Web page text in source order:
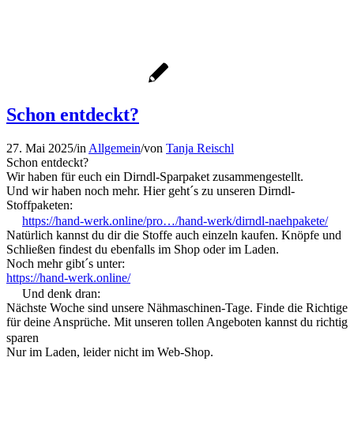
Schon entdeckt?
27. Mai 2025/in Allgemein/von Tanja Reischl
Schon entdeckt?
Wir haben für euch ein Dirndl-Sparpaket zusammengestellt.
Und wir haben noch mehr. Hier geht´s zu unseren Dirndl-
Stoffpaketen:
https://hand-werk.online/pro…/hand-werk/dirndl-naehpakete/
Natürlich kannst du dir die Stoffe auch einzeln kaufen. Knöpfe und
Schließen findest du ebenfalls im Shop oder im Laden.
Noch mehr gibt´s unter:
https://hand-werk.online/
Und denk dran:
Nächste Woche sind unsere Nähmaschinen-Tage. Finde die Richtige
für deine Ansprüche. Mit unseren tollen Angeboten kannst du richtig
sparen
Nur im Laden, leider nicht im Web-Shop.